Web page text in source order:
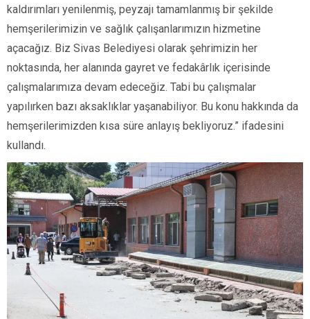
kaldırımları yenilenmiş, peyzajı tamamlanmış bir şekilde
hemşerilerimizin ve sağlık çalışanlarımızın hizmetine
açacağız. Biz Sivas Belediyesi olarak şehrimizin her
noktasında, her alanında gayret ve fedakârlık içerisinde
çalışmalarımıza devam edeceğiz. Tabi bu çalışmalar
yapılırken bazı aksaklıklar yaşanabiliyor. Bu konu hakkında da
hemşerilerimizden kısa süre anlayış bekliyoruz.” ifadesini
kullandı.